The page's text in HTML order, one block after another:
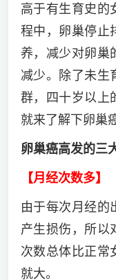
高于有生育史的
程中，卵巢停止
养，减少对卵巢
减少。除了未生
群，四十岁以上
就来了解下卵巢
卵巢癌高发的三
【月经次数多】
由于每次月经的
产生损伤，所以
次数总体比正常
就大。